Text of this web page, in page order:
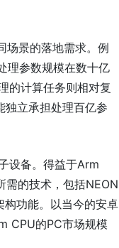
场景的落地需求。例
理参数规模在数十亿
的计算任务则相对复
独立承担处理百亿参
设备。得益于Arm
需的技术，包括NEON
构功能。以当今的安卓
CPU的PC市场规模